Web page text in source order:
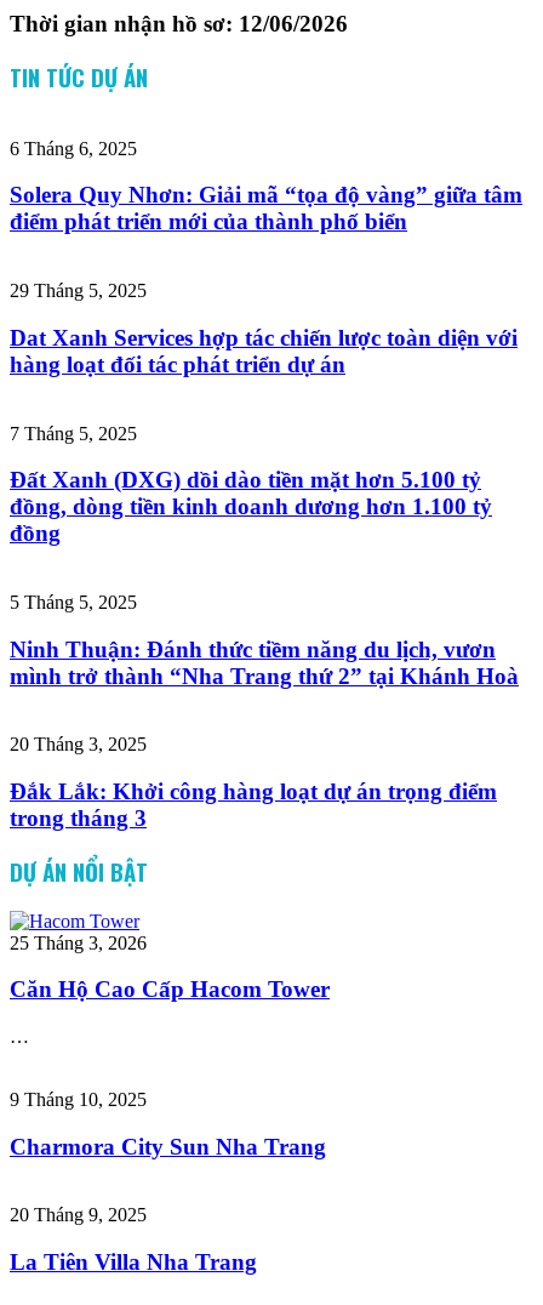
Thời gian nhận hồ sơ: 12/06/2026
TIN TỨC DỰ ÁN
6 Tháng 6, 2025
Solera Quy Nhơn: Giải mã “tọa độ vàng” giữa tâm
điểm phát triển mới của thành phố biển
29 Tháng 5, 2025
Dat Xanh Services hợp tác chiến lược toàn diện với
hàng loạt đối tác phát triển dự án
7 Tháng 5, 2025
Đất Xanh (DXG) dồi dào tiền mặt hơn 5.100 tỷ
đồng, dòng tiền kinh doanh dương hơn 1.100 tỷ
đồng
5 Tháng 5, 2025
Ninh Thuận: Đánh thức tiềm năng du lịch, vươn
mình trở thành “Nha Trang thứ 2” tại Khánh Hoà
20 Tháng 3, 2025
Đắk Lắk: Khởi công hàng loạt dự án trọng điểm
trong tháng 3
DỰ ÁN NỔI BẬT
25 Tháng 3, 2026
Căn Hộ Cao Cấp Hacom Tower
…
9 Tháng 10, 2025
Charmora City Sun Nha Trang
20 Tháng 9, 2025
La Tiên Villa Nha Trang